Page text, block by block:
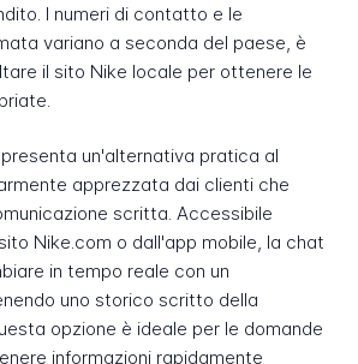
I numeri di contatto e le
variano a seconda del paese, è
il sito Nike locale per ottenere le
un'alternativa pratica al
apprezzata dai clienti che
scritta. Accessibile
Nike.com o dall'app mobile, la chat
in tempo reale con un
uno storico scritto della
opzione è ideale per le domande
informazioni rapidamente